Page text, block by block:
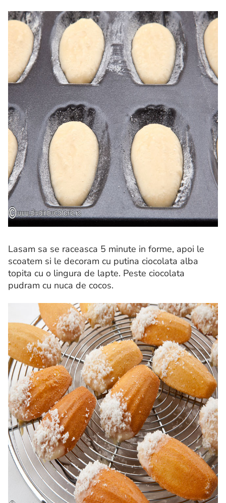
Lasam sa se raceasca 5 minute in forme, apoi le
scoatem si le decoram cu putina ciocolata alba
topita cu o lingura de lapte. Peste ciocolata
pudram cu nuca de cocos.